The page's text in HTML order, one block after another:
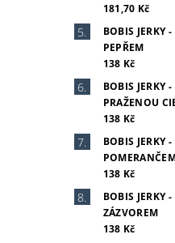
181,70 Kč
BOBIS JERKY
PEPŘEM
138 Kč
BOBIS JERKY
PRAŽENOU
138 Kč
BOBIS JERKY
138 Kč
BOBIS JERKY
ZÁZVOREM
138 Kč